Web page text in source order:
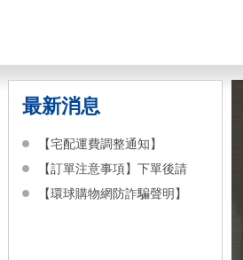
最新消息
【宅配運費調整通知】
【訂單注意事項】下單後請
【環球購物網防詐騙聲明】